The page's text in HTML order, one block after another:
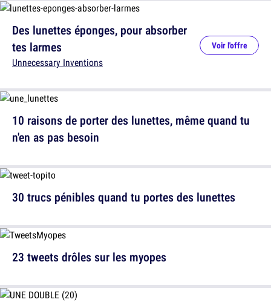
10 raisons de porter des lunettes, même quand tu
n'en as pas besoin
23 tweets drôles sur les myopes
Des lunettes éponges, pour absorber
tes larmes
Unnecessary Inventions
Voir l'offre
30 trucs pénibles quand tu portes des lunettes